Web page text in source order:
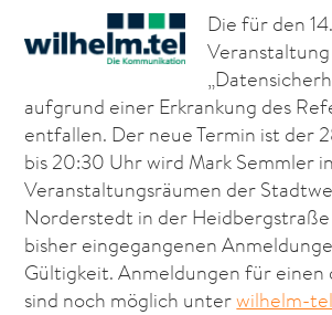
Die für den
Veranstaltung
aufgrund einer Erkrankung des
entfallen. Der neue Termin ist der
bis 20:30 Uhr wird Mark Semmler
Veranstaltungsräumen der
Norderstedt in der
bisher eingegangenen
Gültigkeit. Anmeldungen für einen
sind noch möglich unterwilhelm-